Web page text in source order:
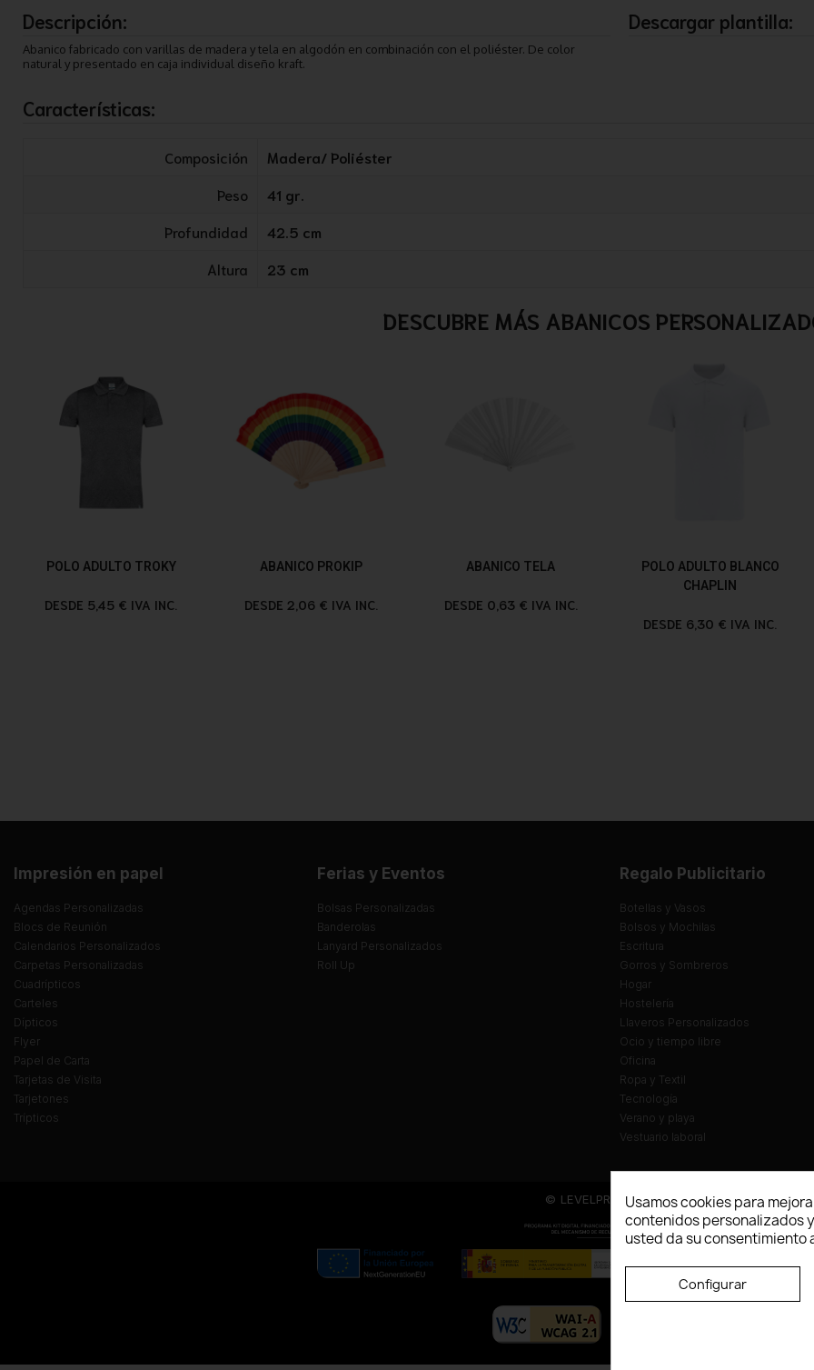
Descripción:
Abanico fabricado con varillas de madera y tela en algodón en combinación con el poliéster. De color
natural y presentado en caja individual diseño kraft.
Descargar plantilla:
Características:
Composición
Madera/ Poliéster
Peso
41 gr.
Profundidad
42.5 cm
Altura
23 cm
DESCUBRE MÁS ABANICOS
POLO ADULTO TROKY
DESDE 5,45 € IVA INC.
ABANICO PROKIP
DESDE 2,06 € IVA INC.
ABANICO TELA
DESDE 0,63 € IVA INC.
POLO ADULTO BLANCO
CHAPLIN
DESDE 6,30 € IVA INC.
Impresión en papel
Agendas Personalizadas
Blocs de Reunión
Calendarios Personalizados
Carpetas Personalizadas
Cuadrípticos
Carteles
Dípticos
Flyer
Papel de Carta
Tarjetas de Visita
Tarjetones
Trípticos
Ferias y Eventos
Bolsas Personalizadas
Banderolas
Lanyard Personalizados
Roll Up
Regalo Publicitario
Botellas y Vasos
Bolsos y Mochilas
Escritura
Gorros y Sombreros
Hogar
Hostelería
Llaveros Personalizados
Ocio y tiempo libre
Oficina
Ropa y Textil
Tecnología
Verano y playa
Vestuario laboral
© LEVELPRINT - 2026Usamos cookies para
contenidos personalizados
usted da su consentimiento
Configurar